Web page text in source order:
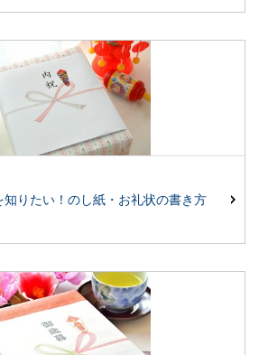
りたい！のし紙・お礼状の書き方